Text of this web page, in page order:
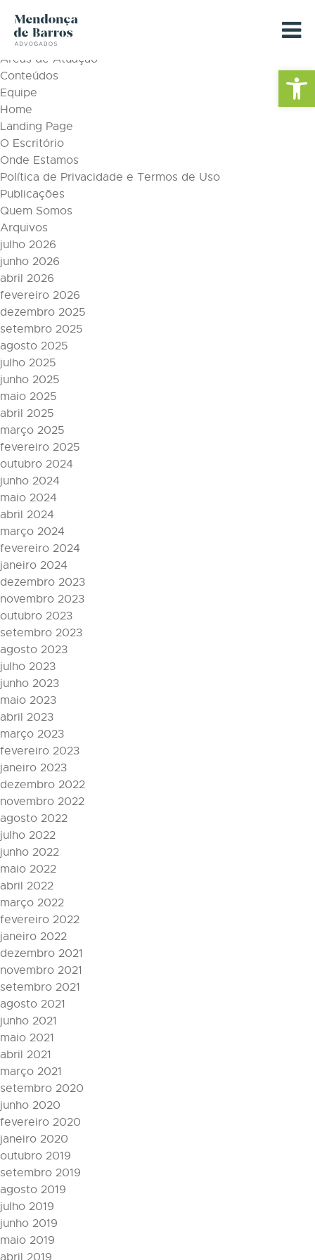
Barra de
Páginas
Áreas de Atuação
Conteúdos
Equipe
Home
Landing Page
O Escritório
Onde Estamos
Política de Privacidade e Termos de Uso
Publicações
Quem Somos
Arquivos
julho 2026
junho 2026
abril 2026
fevereiro 2026
dezembro 2025
setembro 2025
agosto 2025
julho 2025
junho 2025
maio 2025
abril 2025
março 2025
fevereiro 2025
outubro 2024
junho 2024
maio 2024
abril 2024
março 2024
fevereiro 2024
janeiro 2024
dezembro 2023
novembro 2023
outubro 2023
setembro 2023
agosto 2023
julho 2023
junho 2023
maio 2023
abril 2023
março 2023
fevereiro 2023
janeiro 2023
dezembro 2022
novembro 2022
agosto 2022
julho 2022
junho 2022
maio 2022
abril 2022
março 2022
fevereiro 2022
janeiro 2022
dezembro 2021
novembro 2021
setembro 2021
agosto 2021
junho 2021
maio 2021
abril 2021
março 2021
setembro 2020
junho 2020
fevereiro 2020
janeiro 2020
outubro 2019
setembro 2019
agosto 2019
julho 2019
junho 2019
maio 2019
abril 2019